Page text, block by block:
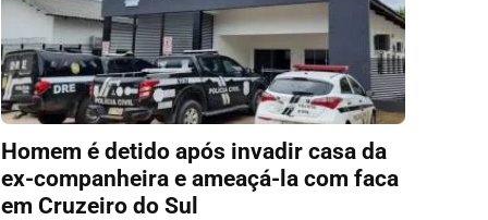
Homem é detido após invadir casa da
ex-companheira e ameaçá-la com faca
em Cruzeiro do Sul